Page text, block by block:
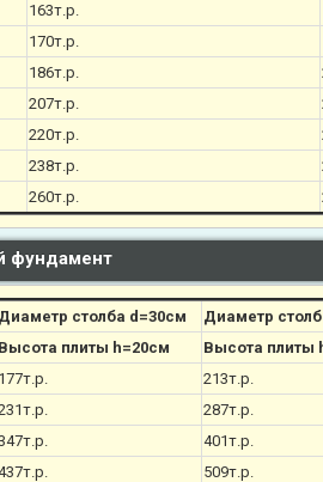
163т.р.
170т.р.
186т.р.
207т.р.
220т.р.
238т.р.
260т.р.
фундамент
Диаметр столба d=30см
Диаметр
Высота плиты h=20см
Высота плиты
177т.р. 213т.р.
т.р. 287т.р.
т.р. 401т.р.
т.р. 509т.р.